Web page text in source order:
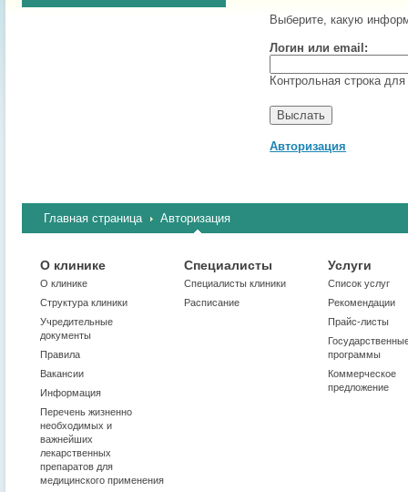
Выберите, какую
Логин или email:
Контрольная строка
Авторизация
Главная страница Авторизация
О клинике
О клинике
Структура клиники
Учредительные
документы
Правила
Вакансии
Информация
Перечень жизненно
необходимых и
важнейших
лекарственных
препаратов для
медицинского применения
Специалисты
Cпециалисты клиники
Расписание
Услуги
Список услуг
Рекомендации
Прайс-листы
программы
Коммерческое
предложение